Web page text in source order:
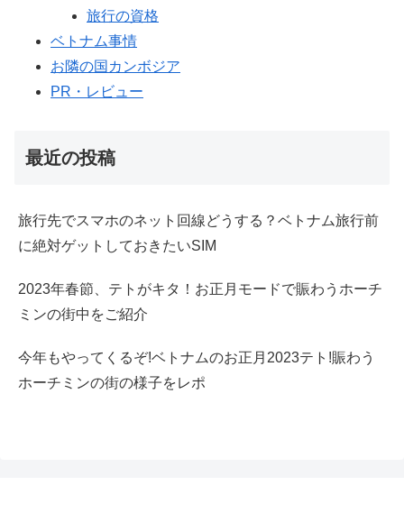
旅行の資格
ベトナム事情
お隣の国カンボジア
PR・レビュー
最近の投稿
旅行先でスマホのネット回線どうする？ベトナム旅行前
に絶対ゲットしておきたいSIM
2023年春節、テトがキタ！お正月モードで賑わうホーチ
ミンの街中をご紹介
今年もやってくるぞ!ベトナムのお正月2023テト!賑わう
ホーチミンの街の様子をレポ